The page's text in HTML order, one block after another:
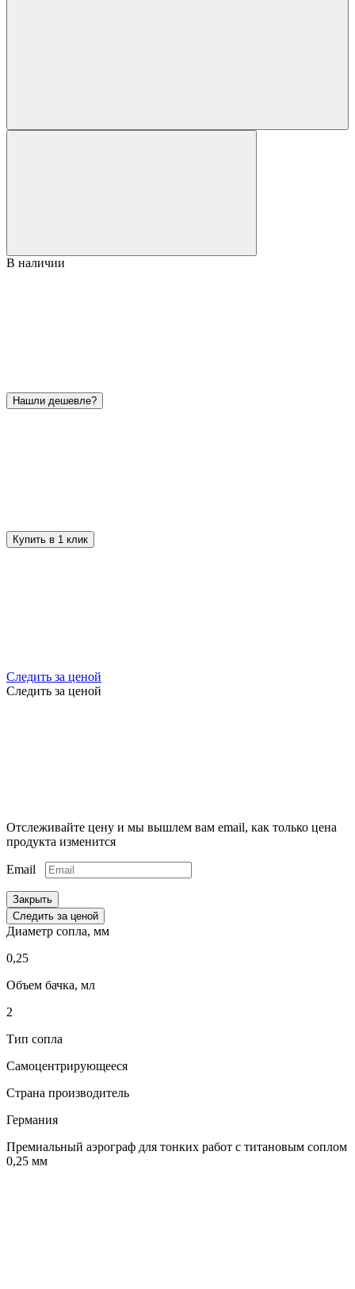
В наличии
Нашли дешевле?
Купить в 1 клик
Следить за ценой
Следить за ценой
Отслеживайте цену и мы вышлем вам email, как только цена
продукта изменится
Email
Закрыть
Следить за ценой
Диаметр сопла, мм
0,25
Объем бачка, мл
2
Тип сопла
Самоцентрирующееся
Страна производитель
Германия
Премиальный аэрограф для тонких работ с титановым соплом
0,25 мм